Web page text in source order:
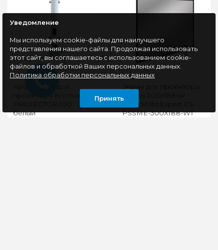
Кронштейн для
проектора Kromax
PROJECTOR-100
белый
Экран для проектора
Cactus 300x188см
SIlverMotoExpert CS-
PSSME-300X188-WT
Уведомление
Мы используем cookie-файлы для наилучшего
представления нашего сайта. Продолжая использовать
этот сайт, вы соглашаетесь с использованием cookie-
файлов и обработкой Ваших персональных данных.
Политика обработки персональных данных
Принять